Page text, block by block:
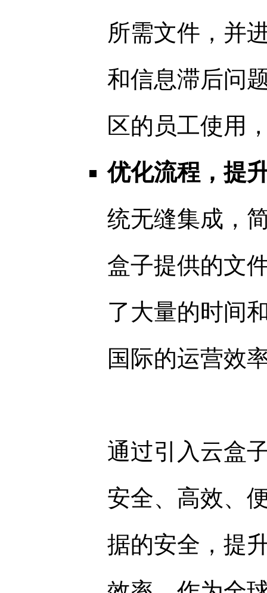
所需文件，并
和信息滞后问
区的员工使用
优化流程，提
统无缝集成，
盒子提供的文
了大量的时间
国际的运营效
通过引入云盒
安全、高效、
据的安全，提